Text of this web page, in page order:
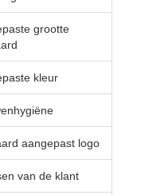
grootte
kleur
aangepast logo
van de klant